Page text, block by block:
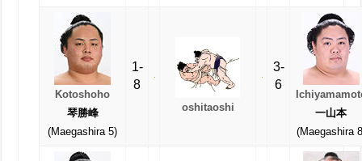
Kotoshoho
琴勝峰
(Maegashira 5)
1-
8
oshitaoshi
3-
6
一山本
(Maegashira